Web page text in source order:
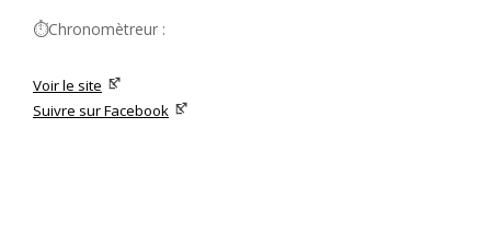
⏱️Chronomètreur :
Voir le site
Suivre sur Facebook